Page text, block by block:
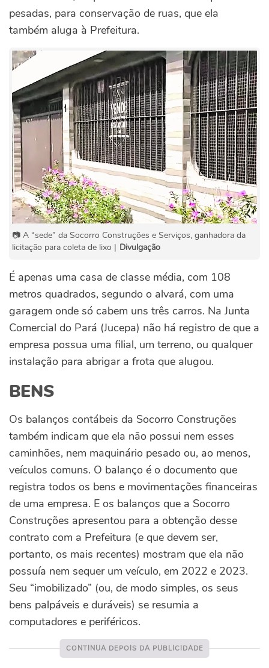
pesadas, para conservação de ruas, que ela
também aluga à Prefeitura.
📷 A “sede” da Socorro Construções e Serviços, ganhadora da
licitação para coleta de lixo | Divulgação
É apenas uma casa de classe média, com 108
metros quadrados, segundo o alvará, com uma
garagem onde só cabem uns três carros. Na Junta
Comercial do Pará (Jucepa) não há registro de que a
empresa possua uma filial, um terreno, ou qualquer
instalação para abrigar a frota que alugou.
BENS
Os balanços contábeis da Socorro Construções
também indicam que ela não possui nem esses
caminhões, nem maquinário pesado ou, ao menos,
veículos comuns. O balanço é o documento que
registra todos os bens e movimentações financeiras
de uma empresa. E os balanços que a Socorro
Construções apresentou para a obtenção desse
contrato com a Prefeitura (e que devem ser,
portanto, os mais recentes) mostram que ela não
possuía nem sequer um veículo, em 2022 e 2023.
Seu “imobilizado” (ou, de modo simples, os seus
bens palpáveis e duráveis) se resumia a
computadores e periféricos.